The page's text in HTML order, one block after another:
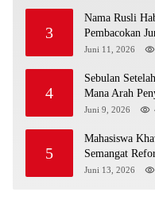
3
Nama Rusli
Pembacokan
Juni 11, 2026
4
Sebulan
Mana Arah
Juni 9, 2026
5
Mahasiswa
Semangat
Juni 13, 2026